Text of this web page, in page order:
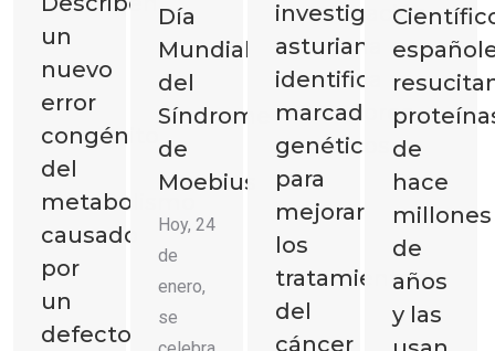
2023
un
nuevo
error
congénito
del
metabolismo
causado
por
un
defecto
Día
Mundial
del
Síndrome
de
Moebius
Hoy, 24
de
enero,
se
2023
investigación
asturiana
identifica
marcadores
genéticos
para
mejorar
los
tratamientos
del
cáncer
2023
de
hace
millones
de
años
y las